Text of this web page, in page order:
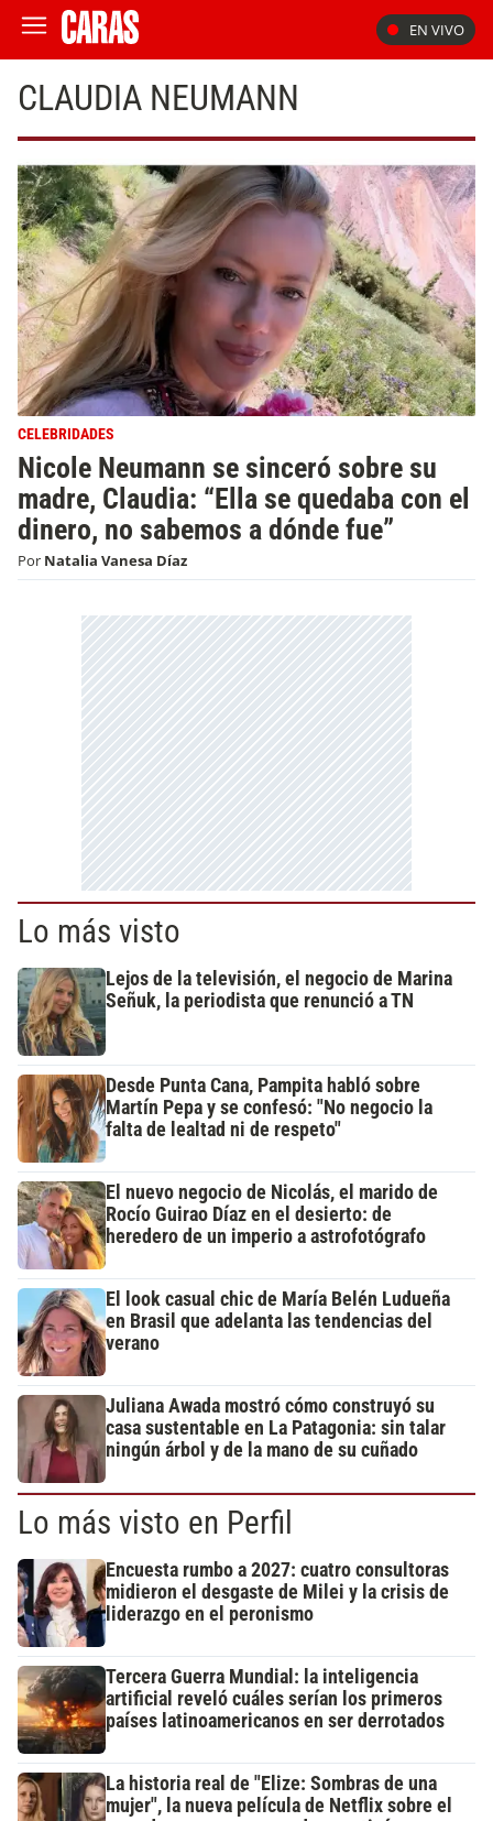
EN VIVO
CLAUDIA NEUMANN
CELEBRIDADES
Nicole Neumann se sinceró sobre su
madre, Claudia: “Ella se quedaba con el
dinero, no sabemos a dónde fue”
Por Natalia Vanesa Díaz
Lo más visto
Lejos de la televisión, el negocio de Marina
Señuk, la periodista que renunció a TN
Desde Punta Cana, Pampita habló sobre
Martín Pepa y se confesó: "No negocio la
falta de lealtad ni de respeto"
El nuevo negocio de Nicolás, el marido de
Rocío Guirao Díaz en el desierto: de
heredero de un imperio a astrofotógrafo
El look casual chic de María Belén Ludueña
en Brasil que adelanta las tendencias del
verano
Juliana Awada mostró cómo construyó su
casa sustentable en La Patagonia: sin talar
ningún árbol y de la mano de su cuñado
Lo más visto en Perfil
Encuesta rumbo a 2027: cuatro consultoras
midieron el desgaste de Milei y la crisis de
liderazgo en el peronismo
Tercera Guerra Mundial: la inteligencia
artificial reveló cuáles serían los primeros
países latinoamericanos en ser derrotados
La historia real de "Elize: Sombras de una
mujer", la nueva película de Netflix sobre el